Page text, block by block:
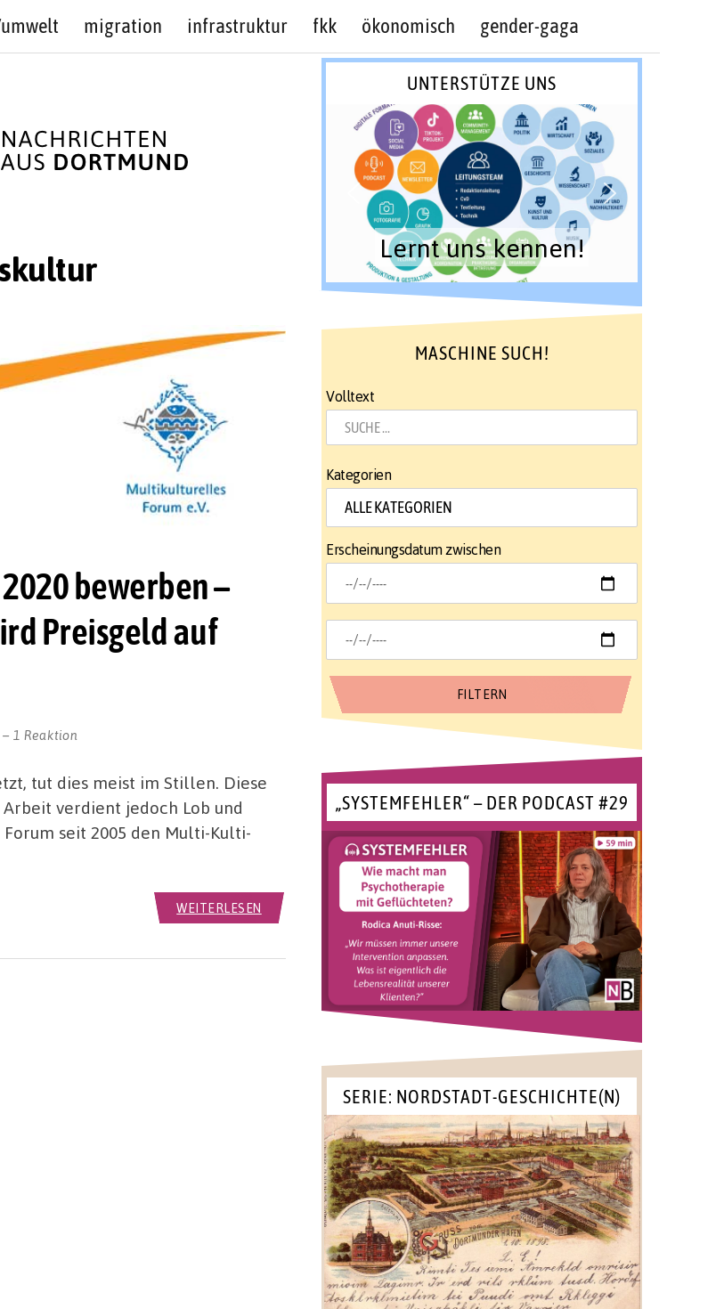
migration infrastruktur fkk ökonomisch gender-gaga
bewerben –
Preisgeld auf
1 Reaktion
tut dies meist im Stillen. Diese
verdient jedoch Lob und
seit 2005 den Multi-Kulti-
WEITERLESEN
UNTERSTÜTZE UNS
Lernt uns kennen!
MASCHINE SUCH!
Volltext
Kategorien
Erscheinungsdatum zwischen
„SYSTEMFEHLER“ – DER PODCAST #29
SERIE: NORDSTADT-GESCHICHTE(N)